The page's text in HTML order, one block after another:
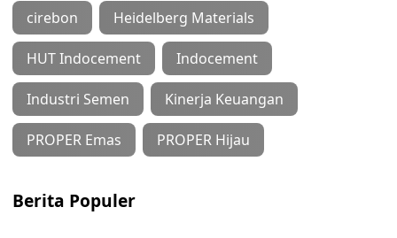
cirebon Heidelberg Materials
HUT Indocement Indocement
Industri Semen Kinerja Keuangan
PROPER Emas PROPER Hijau
Berita Populer